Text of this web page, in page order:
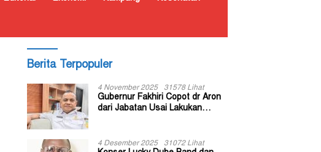
Berita Terpopuler
4 November 2025 31578 Lihat
Gubernur Fakhiri Copot dr Aron
dari Jabatan Usai Lakukan
4 Desember 2025 31072 Lihat